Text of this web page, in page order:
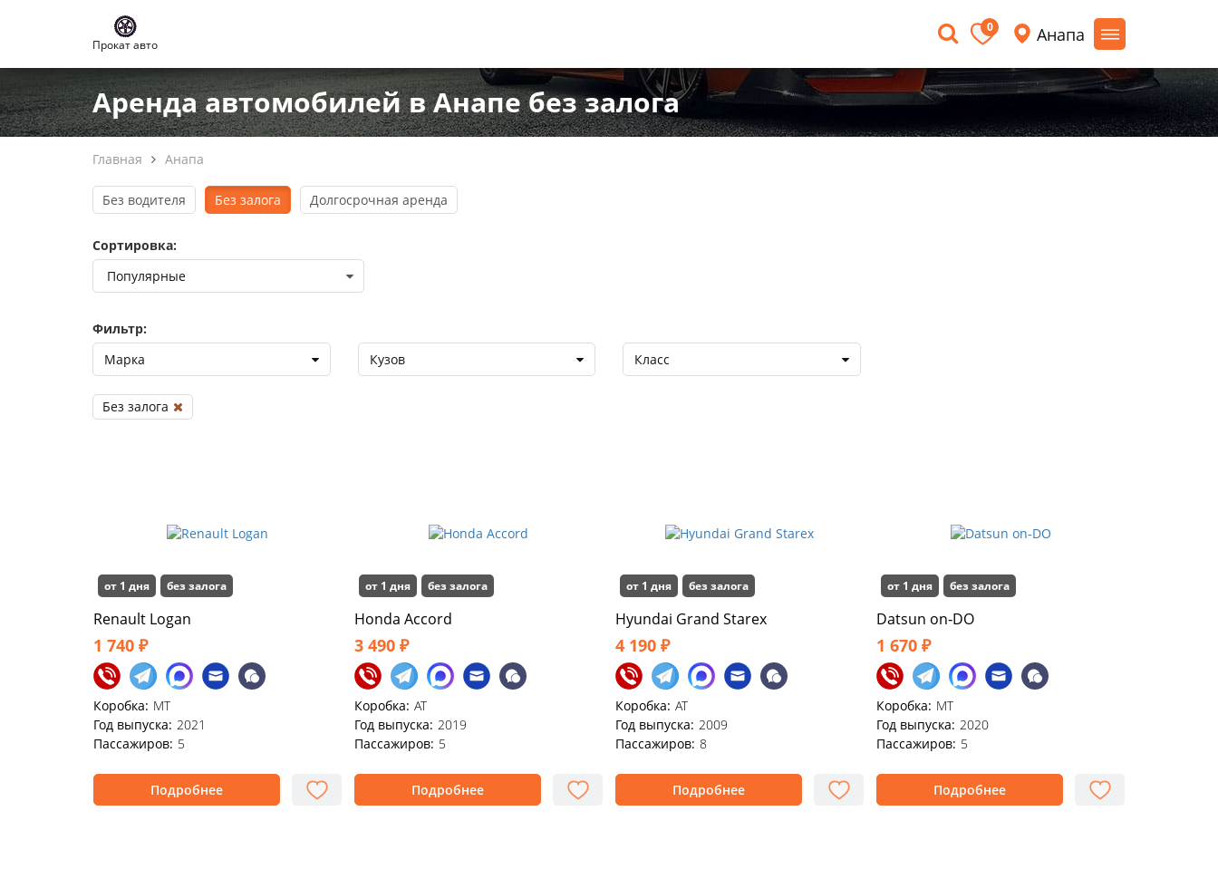
Прокат авто
0 Анапа
Аренда автомобилей в Анапе без залога
Главная Анапа
от 1 дня без залога
Renault Logan
1 740 ₽
Коробка: MT
Год выпуска: 2021
Пассажиров: 5
Подробнее
от 1 дня без залога
Honda Accord
3 490 ₽
Коробка: АТ
Год выпуска: 2019
Пассажиров: 5
Подробнее
от 1 дня без залога
Hyundai Grand Starex
4 190 ₽
Коробка: АТ
Год выпуска: 2009
Пассажиров: 8
Подробнее
от 1 дня без залога
Datsun on‑DO
1 670 ₽
Коробка: MT
Год выпуска: 2020
Пассажиров: 5
Подробнее
Без водителя Без залога Долгосрочная аренда
Сортировка:
Фильтр:
Марка
Кузов Класс
Без залога